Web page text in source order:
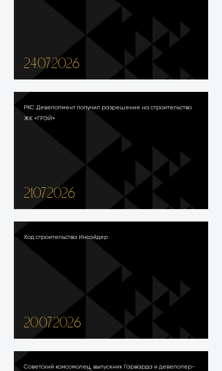
24.07.2026
РКС Девелопмент получил разрешение на строительство
ЖК «ГРЭЙ»
21.07.2026
Ход строительства Инсайдер
20.07.2026
Советский комсомолец, выпускник Гарварда и девелопер-